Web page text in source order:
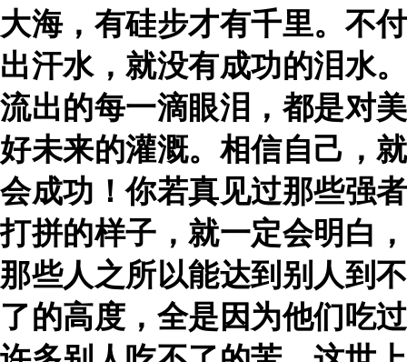
大海，有硅步才有千里。不付
出汗水，就没有成功的泪水。
流出的每一滴眼泪，都是对美
好未来的灌溉。相信自己，就
会成功！你若真见过那些强者
打拼的样子，就一定会明白，
那些人之所以能达到别人到不
了的高度，全是因为他们吃过